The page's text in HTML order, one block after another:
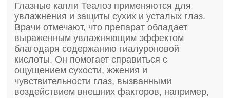
Глазные капли Теалоз применяются для
увлажнения и защиты сухих и усталых глаз.
Врачи отмечают, что препарат обладает
выраженным увлажняющим эффектом
благодаря содержанию гиалуроновой
кислоты. Он помогает справиться с
ощущением сухости, жжения и
чувствительности глаз, вызванными
воздействием внешних факторов, например,